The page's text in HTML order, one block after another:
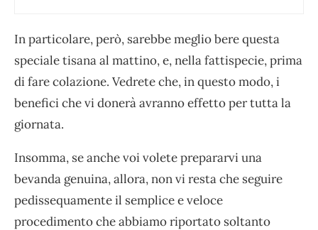
In particolare, però, sarebbe meglio bere questa
speciale tisana al mattino, e, nella fattispecie, prima
di fare colazione. Vedrete che, in questo modo, i
benefici che vi donerà avranno effetto per tutta la
giornata.
Insomma, se anche voi volete prepararvi una
bevanda genuina, allora, non vi resta che seguire
pedissequamente il semplice e veloce
procedimento che abbiamo riportato soltanto